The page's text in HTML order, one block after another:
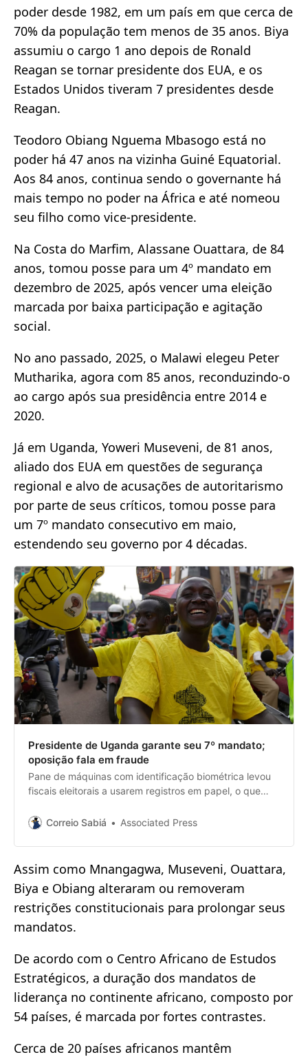
poder desde 1982, em um país em que cerca de
70% da população tem menos de 35 anos. Biya
assumiu o cargo 1 ano depois de Ronald
Reagan se tornar presidente dos EUA, e os
Estados Unidos tiveram 7 presidentes desde
Reagan.
Teodoro Obiang Nguema Mbasogo está no
poder há 47 anos na vizinha Guiné Equatorial.
Aos 84 anos, continua sendo o governante há
mais tempo no poder na África e até nomeou
seu filho como vice-presidente.
Na Costa do Marfim, Alassane Ouattara, de 84
anos, tomou posse para um 4º mandato em
dezembro de 2025, após vencer uma eleição
marcada por baixa participação e agitação
social.
No ano passado, 2025, o Malawi elegeu Peter
Mutharika, agora com 85 anos, reconduzindo-o
ao cargo após sua presidência entre 2014 e
2020.
Já em Uganda, Yoweri Museveni, de 81 anos,
aliado dos EUA em questões de segurança
regional e alvo de acusações de autoritarismo
por parte de seus críticos, tomou posse para
um 7º mandato consecutivo em maio,
estendendo seu governo por 4 décadas.
Presidente de Uganda garante seu 7º mandato;
oposição fala em fraude
Pane de máquinas com identificação biométrica levou
fiscais eleitorais a usarem registros em papel, o que
equipamentos para tentar evitar fraudes
Correio Sabiá Associated Press
Assim como Mnangagwa, Museveni, Ouattara,
Biya e Obiang alteraram ou removeram
restrições constitucionais para prolongar seus
mandatos.
De acordo com o Centro Africano de Estudos
Estratégicos, a duração dos mandatos de
liderança no continente africano, composto por
54 países, é marcada por fortes contrastes.
Cerca de 20 países africanos mantêm